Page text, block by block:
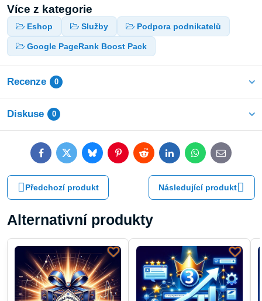
Více z kategorie
Eshop Služby Podpora podnikatelů
Google PageRank Boost Pack
Recenze 0
Diskuse 0
FacebookTwitterBlueskyPinterestRedditLinkedInWhatsApp
E-
mail
Předchozí produkt Následující produkt
Alternativní produkty